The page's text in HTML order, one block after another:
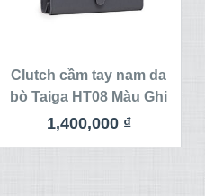
Clutch cầm tay nam da
bò Taiga HT08 Màu Ghi
1,400,000 ₫